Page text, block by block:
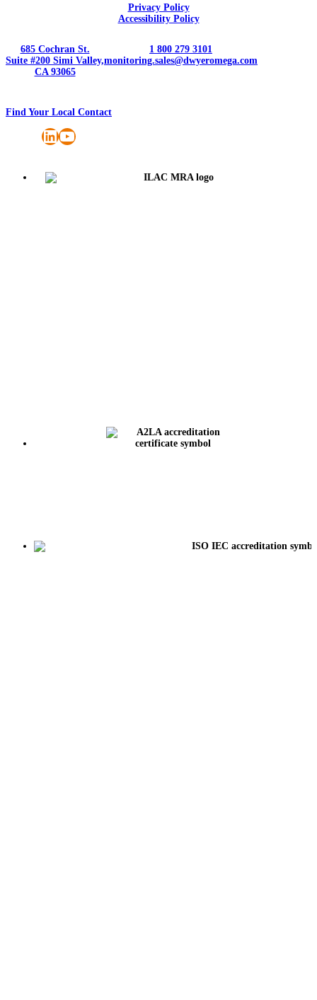
Privacy Policy
Accessibility Policy
685 Cochran St.
Suite #200 Simi Valley,
CA 93065
1 800 279 3101
monitoring.sales@dwyeromega.com
Find Your Local Contact
LinkedIn
YouTube